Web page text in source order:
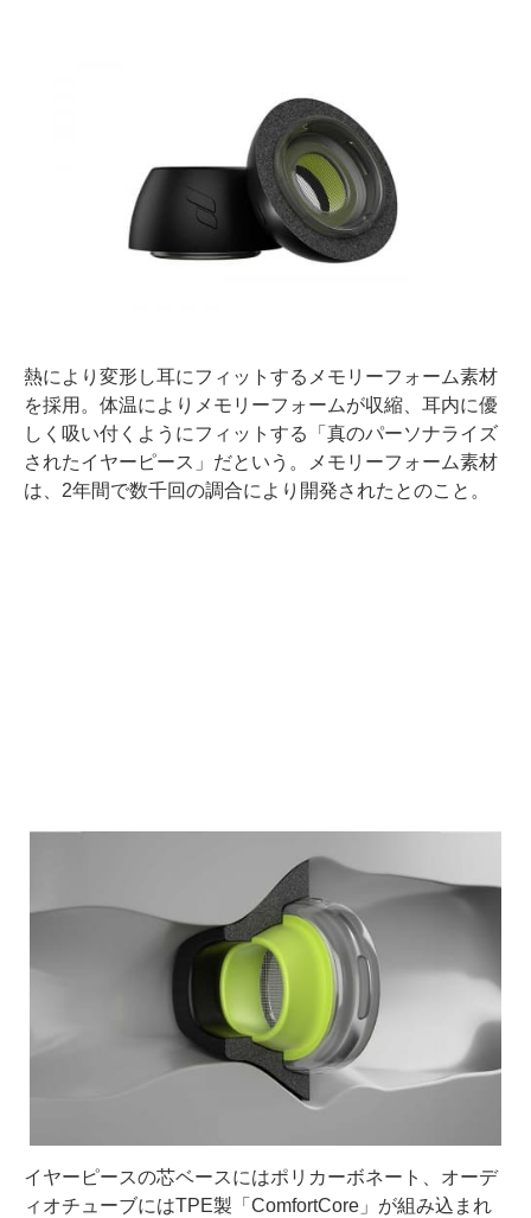
熱により変形し耳にフィットするメモリーフォーム素材
を採用。体温によりメモリーフォームが収縮、耳内に優
しく吸い付くようにフィットする「真のパーソナライズ
されたイヤーピース」だという。メモリーフォーム素材
は、2年間で数千回の調合により開発されたとのこと。
イヤーピースの芯ベースにはポリカーボネート、オーデ
ィオチューブにはTPE製「ComfortCore」が組み込まれ